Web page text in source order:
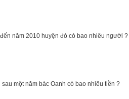
năm 2010 huyện đó có bao nhiêu người ?
một năm bác Oanh có bao nhiêu tiền ?